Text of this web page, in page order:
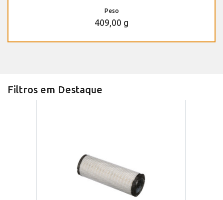
Peso
409,00 g
Filtros em Destaque